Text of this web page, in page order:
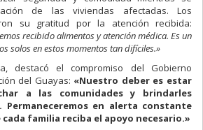
de las viviendas afectadas. Los
su gratitud por la atención recibida:
recibido alimentos y atención médica. Es un
solos en estos momentos tan difíciles.»
destacó el compromiso del Gobierno
del Guayas: «Nuestro deber es estar
a las comunidades y brindarles
Permaneceremos en alerta constante
familia reciba el apoyo necesario.»